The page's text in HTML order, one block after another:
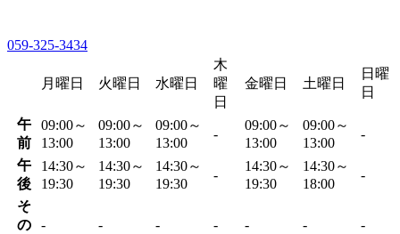
059-325-3434
月曜日 火曜日 水曜日
木
曜
日
金曜日 土曜日
日曜
日
午
前
09:00～
13:00
09:00～
13:00
09:00～
13:00
-
09:00～
13:00
09:00～
13:00
-
午
後
14:30～
19:30
14:30～
19:30
14:30～
19:30
-
14:30～
19:30
14:30～
18:00
-
そ
の
- - - - - - -